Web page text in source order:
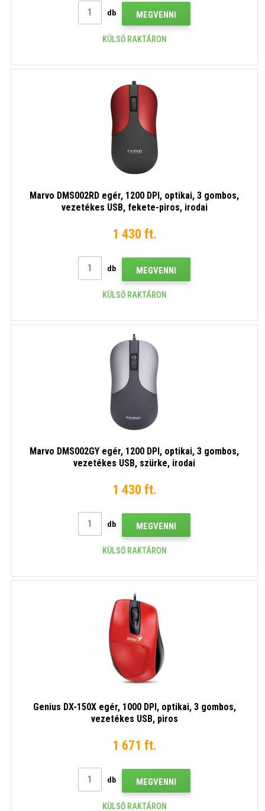
db MEGVENNI
KÜLSŐ RAKTÁRON
Marvo DMS002RD egér, 1200 DPI, optikai, 3 gombos,
vezetékes USB, fekete-piros, irodai
1 430 ft.
db MEGVENNI
KÜLSŐ RAKTÁRON
Marvo DMS002GY egér, 1200 DPI, optikai, 3 gombos,
vezetékes USB, szürke, irodai
1 430 ft.
db MEGVENNI
KÜLSŐ RAKTÁRON
Genius DX-150X egér, 1000 DPI, optikai, 3 gombos,
vezetékes USB, piros
1 671 ft.
db MEGVENNI
KÜLSŐ RAKTÁRON